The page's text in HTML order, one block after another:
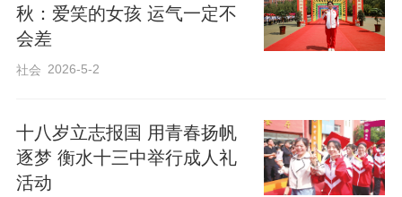
秋：爱笑的女孩 运气一定不
会差
社会 2026-5-2
十八岁立志报国 用青春扬帆
逐梦 衡水十三中举行成人礼
活动